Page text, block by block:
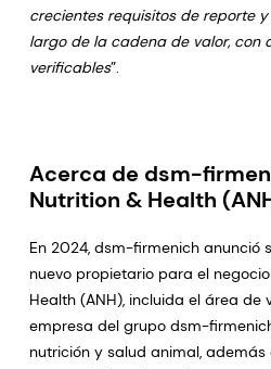
crecientes requisitos de reporte
largo de la cadena de valor, con
verificables”.
Acerca de dsm-
Nutrition & Health
En 2024, dsm-firmenich anunció
nuevo propietario para el
Health (ANH), incluida el área de
empresa del grupo dsm-
nutrición y salud animal,